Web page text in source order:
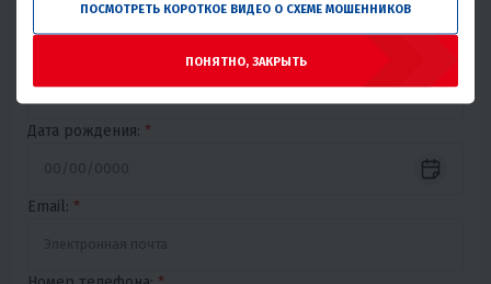
Дата рождения: *
Email: *
ПОСМОТРЕТЬ КОРОТКОЕ ВИДЕО О СХЕМЕ МОШЕННИКОВ
ПОНЯТНО, ЗАКРЫТЬ